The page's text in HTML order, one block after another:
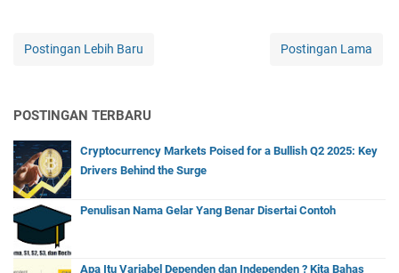
Postingan Lebih Baru Postingan Lama
POSTINGAN TERBARU
Cryptocurrency Markets Poised for a Bullish Q2 2025: Key
Drivers Behind the Surge
Penulisan Nama Gelar Yang Benar Disertai Contoh
Apa Itu Variabel Dependen dan Independen ? Kita Bahas